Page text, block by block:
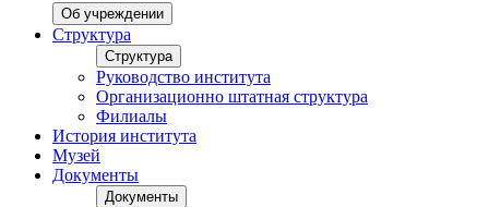
Об учреждении
Структура
Структура
Руководство института
Организационно штатная структура
Филиалы
История института
Музей
Документы
Документы